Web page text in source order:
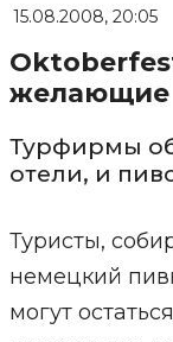
15.08.2008, 20:05
желающие
Турфирмы
отели, и
Туристы,
немецкий
могут